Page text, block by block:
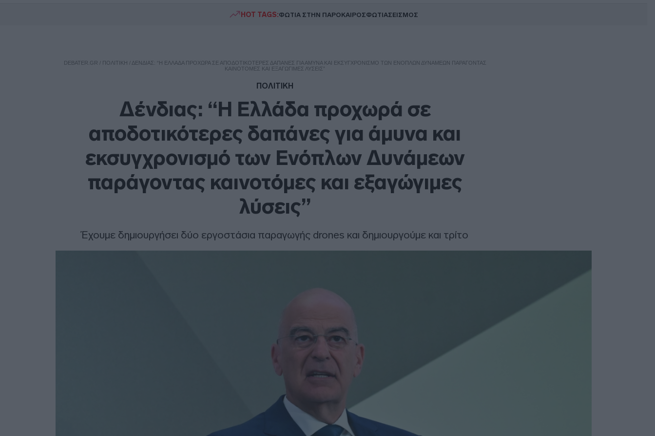
HOT TAGS:ΦΩΤΙΑ ΣΤΗΝ ΠΑΡΟΚΑΙΡΟΣΦΩΤΙΑΣΕΙΣΜΟΣ
DEBATER.GR / ΠΟΛΙΤΙΚΗ / ΔΈΝΔΙΑΣ: “Η ΕΛΛΆΔΑ ΠΡΟΧΩΡΆ ΣΕ ΑΠΟΔΟΤΙΚΌΤΕΡΕΣ ΔΑΠΆΝΕΣ ΓΙΑ ΆΜΥΝΑ ΚΑΙ ΕΚΣΥΓΧΡΟΝΙΣΜΌ ΤΩΝ ΕΝΌΠΛΩΝ ΔΥΝΆΜΕΩΝ ΠΑΡΆΓΟΝΤΑΣ
ΚΑΙΝΟΤΌΜΕΣ ΚΑΙ ΕΞΑΓΏΓΙΜΕΣ ΛΎΣΕΙΣ”
ΠΟΛΙΤΙΚΗ
Δένδιας: “Η Ελλάδα προχωρά σε
αποδοτικότερες δαπάνες για άμυνα και
εκσυγχρονισμό των Ενόπλων Δυνάμεων
παράγοντας καινοτόμες και εξαγώγιμες
λύσεις”
Έχουμε δημιουργήσει δύο εργοστάσια παραγωγής drones και δημιουργούμε και τρίτο